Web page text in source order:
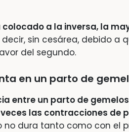
a la inversa, la
decir, sin cesárea, debido a
del segundo.
en un parto de
entre un parto de
las contracciones de
no dura tanto como con el